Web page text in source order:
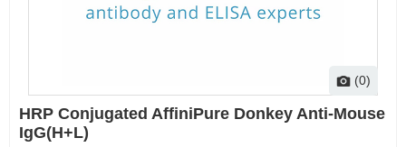
(0)
HRP Conjugated AffiniPure Donkey Anti-Mouse
IgG(H+L)